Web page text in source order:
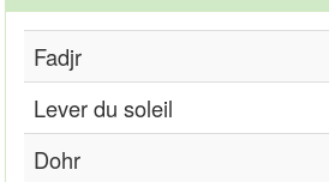
Fadjr
Lever du soleil
Dohr